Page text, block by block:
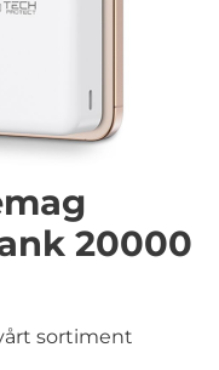
20000
sortiment